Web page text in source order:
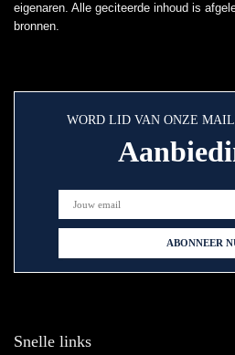
eigenaren. Alle geciteerde inhoud is
bronnen.
WORD LID VAN ONZE
Snelle links